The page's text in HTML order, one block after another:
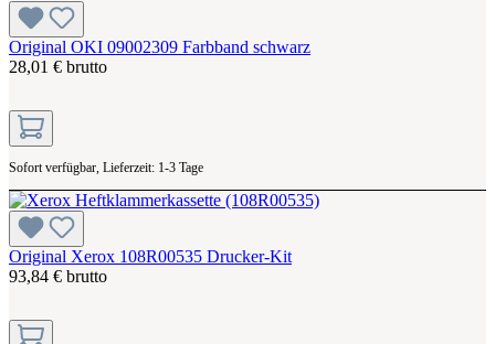
Original OKI 09002309 Farbband schwarz
28,01 € brutto
Sofort verfügbar, Lieferzeit: 1-3 Tage
Original Xerox 108R00535 Drucker-Kit
93,84 € brutto